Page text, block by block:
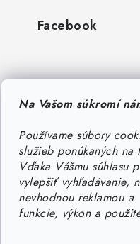
Na Vašom súkromí
Používame súbory
služieb ponúkaných na
Vďaka Vášmu súhlasu
vylepšiť vyhľadávanie,
nevhodnou reklamou
funkcie, výkon a
Facebook